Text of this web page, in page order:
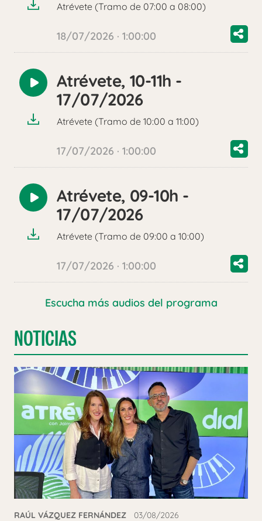
Atrévete (Tramo de 07:00 a 08:00)
18/07/2026 · 1:00:00
Reproducir
audio
Atrévete, 10-11h -
17/07/2026
Atrévete (Tramo de 10:00 a 11:00)
17/07/2026 · 1:00:00
Reproducir
audio
Atrévete, 09-10h -
17/07/2026
Atrévete (Tramo de 09:00 a 10:00)
17/07/2026 · 1:00:00
Escucha más audios del programa
NOTICIAS
RAÚL VÁZQUEZ FERNÁNDEZ 03/08/2026